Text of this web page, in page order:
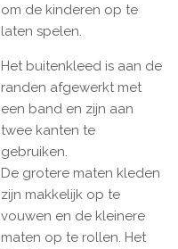
om de kinderen op te
laten spelen.
Het buitenkleed is aan de
randen afgewerkt met
een band en zijn aan
twee kanten te
gebruiken.
De grotere maten kleden
zijn makkelijk op te
vouwen en de kleinere
maten op te rollen. Het